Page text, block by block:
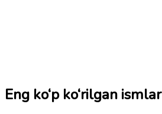
Eng ko‘p ko‘rilgan ismlar